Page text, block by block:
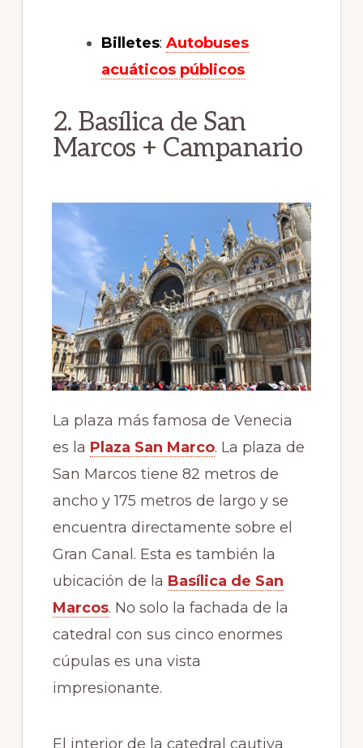
Billetes: Autobuses
acuáticos públicos
2. Basílica de San
Marcos + Campanario
La plaza más famosa de Venecia
es la Plaza San Marco. La plaza de
San Marcos tiene 82 metros de
ancho y 175 metros de largo y se
encuentra directamente sobre el
Gran Canal. Esta es también la
ubicación de la Basílica de San
Marcos. No solo la fachada de la
catedral con sus cinco enormes
cúpulas es una vista
impresionante.
El interior de la catedral cautiva